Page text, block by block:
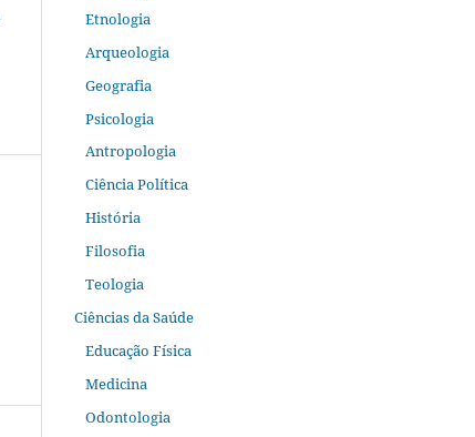
Etnologia
Arqueologia
Geografia
Psicologia
Antropologia
Ciência Política
História
Filosofia
Teologia
Ciências da Saúde
Educação Física
Medicina
Odontologia